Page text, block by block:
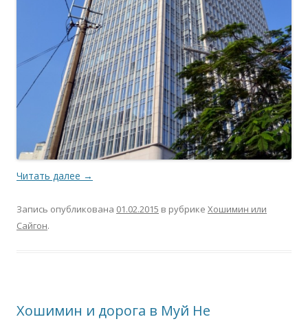
Читать далее →
Запись опубликована 01.02.2015 в рубрике Хошимин или
Сайгон.
Хошимин и дорога в Муй Не